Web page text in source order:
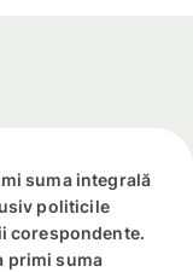
suma integrală
politicile
corespondente.
primi suma